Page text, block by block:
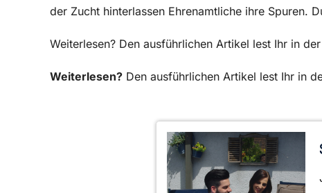
der Zucht hinterlassen Ehrenamtliche ihre Spuren.
Weiterlesen? Den ausführlichen Artikel lest Ihr in
Weiterlesen? Den ausführlichen Artikel lest Ihr in